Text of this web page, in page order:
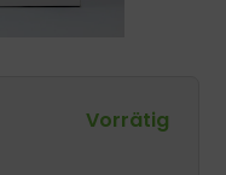
Vorrätig